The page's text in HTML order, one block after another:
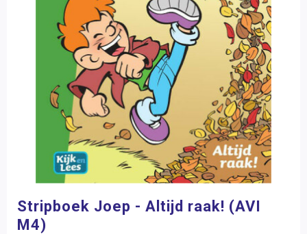
Stripboek Joep - Altijd raak! (AVI
M4)